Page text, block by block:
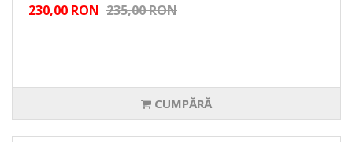
230,00 RON 235,00 RON
CUMPĂRĂ